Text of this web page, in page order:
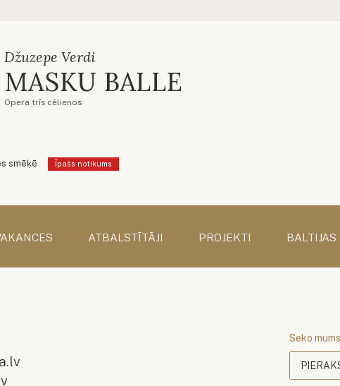
Džuzepe Verdi
MASKU BALLE
Opera trīs cēlienos
smēķē Īpašs notikums
ATBALSTĪTĀJI PROJEKTI BALTIJAS
Seko mums